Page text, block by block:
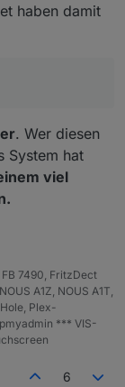
haben damit
. Wer diesen
System hat
viel
FB 7490, FritzDect
A1Z, NOUS A1T,
Plex-
*** VIS-
6